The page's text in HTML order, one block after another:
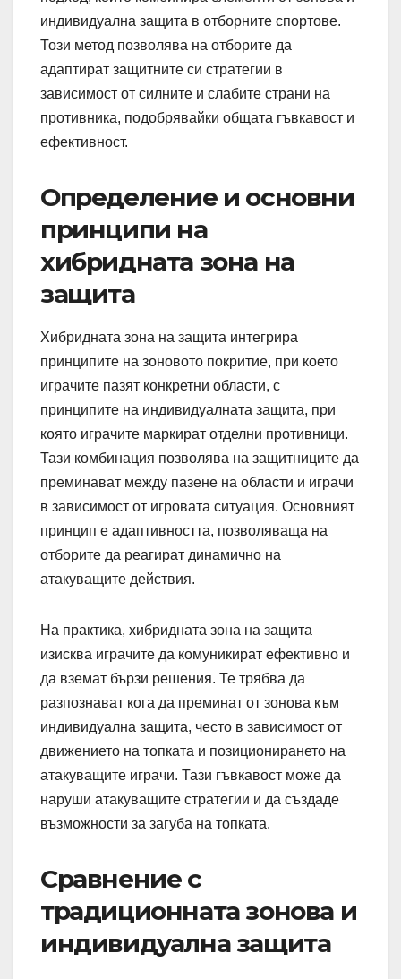
индивидуална защита в отборните спортове.
Този метод позволява на отборите да
адаптират защитните си стратегии в
зависимост от силните и слабите страни на
противника, подобрявайки общата гъвкавост и
ефективност.
Определение и основни
принципи на
хибридната зона на
защита
Хибридната зона на защита интегрира
принципите на зоновото покритие, при което
играчите пазят конкретни области, с
принципите на индивидуалната защита, при
която играчите маркират отделни противници.
Тази комбинация позволява на защитниците да
преминават между пазене на области и играчи
в зависимост от игровата ситуация. Основният
принцип е адаптивността, позволяваща на
отборите да реагират динамично на
атакуващите действия.
На практика, хибридната зона на защита
изисква играчите да комуникират ефективно и
да вземат бързи решения. Те трябва да
разпознават кога да преминат от зонова към
индивидуална защита, често в зависимост от
движението на топката и позиционирането на
атакуващите играчи. Тази гъвкавост може да
наруши атакуващите стратегии и да създаде
възможности за загуба на топката.
Сравнение с
традиционната зонова и
индивидуална защита